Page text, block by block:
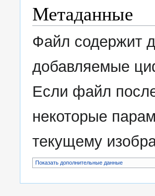
Метаданные
Файл содержит
добавляемые
Если файл
некоторые
текущему
Показать дополнительные данные